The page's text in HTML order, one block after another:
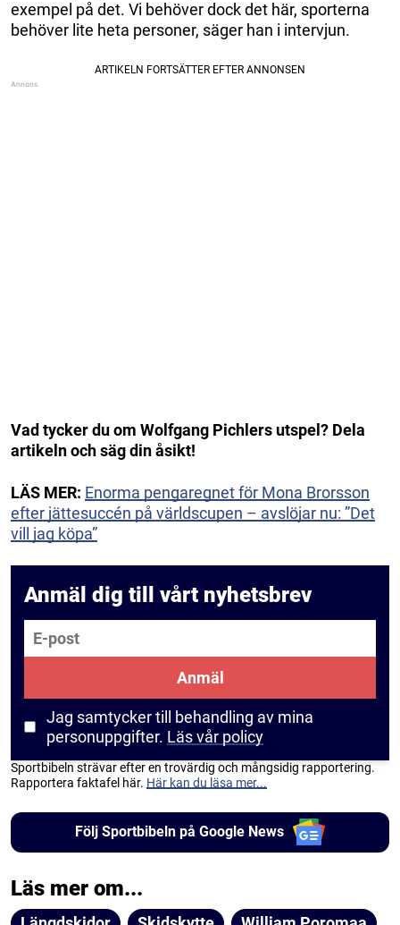
exempel på det. Vi behöver dock det här, sporterna
behöver lite heta personer, säger han i intervjun.
Vad tycker du om Wolfgang Pichlers utspel? Dela
artikeln och säg din åsikt!
LÄS MER: Enorma pengaregnet för Mona Brorsson
efter jättesuccén på världscupen – avslöjar nu: ”Det
vill jag köpa”
Anmäl dig till vårt nyhetsbrev
E-post
Anmäl
Jag samtycker till behandling av mina
personuppgifter. Läs vår policy
Sportbibeln strävar efter en trovärdig och mångsidig rapportering.
Rapportera faktafel här. Här kan du läsa mer...
Följ Sportbibeln på Google News
Läs mer om...